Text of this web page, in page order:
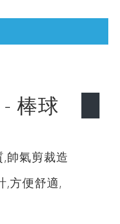
棒球
帥氣剪裁造
,方便舒適,